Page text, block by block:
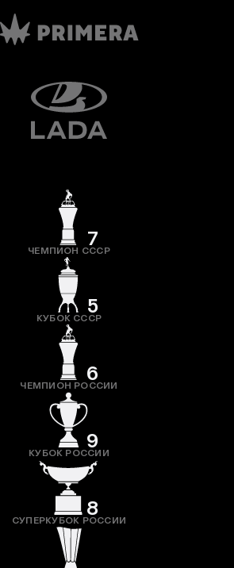
7
ЧЕМПИОН СССР
5
КУБОК СССР
6
ЧЕМПИОН РОССИИ
9
КУБОК РОССИИ
8
СУПЕРКУБОК РОССИИ